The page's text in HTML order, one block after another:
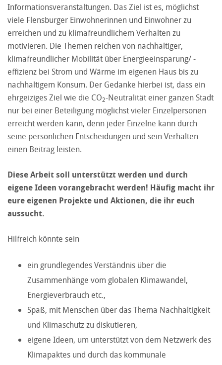
Informationsveranstaltungen. Das Ziel ist es, möglichst
viele Flensburger Einwohnerinnen und Einwohner zu
erreichen und zu klimafreundlichem Verhalten zu
motivieren. Die Themen reichen von nachhaltiger,
klimafreundlicher Mobilität über Energieeinsparung/ -
effizienz bei Strom und Wärme im eigenen Haus bis zu
nachhaltigem Konsum. Der Gedanke hierbei ist, dass ein
ehrgeiziges Ziel wie die CO2-Neutralität einer ganzen Stadt
nur bei einer Beteiligung möglichst vieler Einzelpersonen
erreicht werden kann, denn jeder Einzelne kann durch
seine persönlichen Entscheidungen und sein Verhalten
einen Beitrag leisten.
Diese Arbeit soll unterstützt werden und durch
eigene Ideen vorangebracht werden! Häufig macht ihr
eure eigenen Projekte und Aktionen, die ihr euch
aussucht.
Hilfreich könnte sein
ein grundlegendes Verständnis über die
Zusammenhänge vom globalen Klimawandel,
Energieverbrauch etc.,
Spaß, mit Menschen über das Thema Nachhaltigkeit
und Klimaschutz zu diskutieren,
eigene Ideen, um unterstützt von dem Netzwerk des
Klimapaktes und durch das kommunale